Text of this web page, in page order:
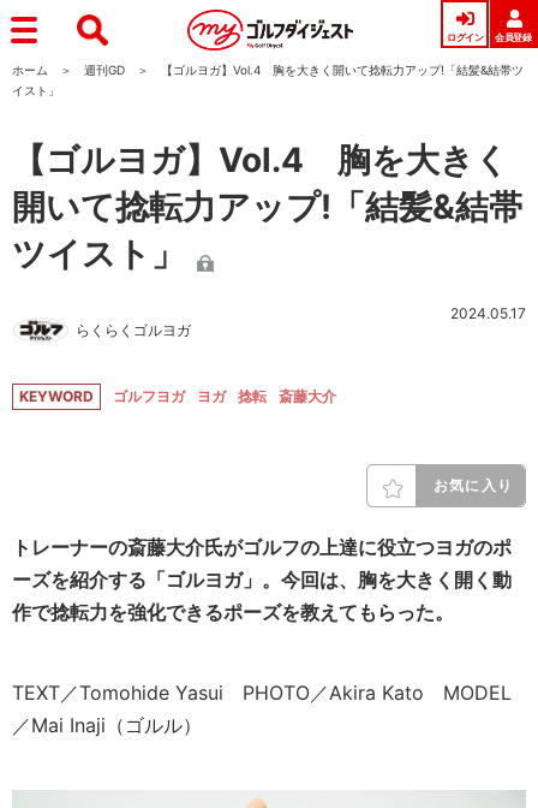
ログイン 会員登録
ホーム 週刊GD
【ゴルヨガ】Vol.4 胸を大きく開いて捻転力アップ!「結髪&結帯ツ
イスト」
【ゴルヨガ】Vol.4 胸を大きく
開いて捻転力アップ!「結髪&結帯
ツイスト」
らくらくゴルヨガ
2024.05.17
KEYWORD ゴルフヨガ ヨガ 捻転 斎藤大介
お気に入り
トレーナーの斎藤大介氏がゴルフの上達に役立つヨガのポ
ーズを紹介する「ゴルヨガ」。今回は、胸を大きく開く動
作で捻転力を強化できるポーズを教えてもらった。
TEXT／Tomohide Yasui PHOTO／Akira Kato MODEL
／Mai Inaji（ゴルル）